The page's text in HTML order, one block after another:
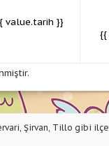
value.tarih }}
{{
Şirvan, Tillo gibi